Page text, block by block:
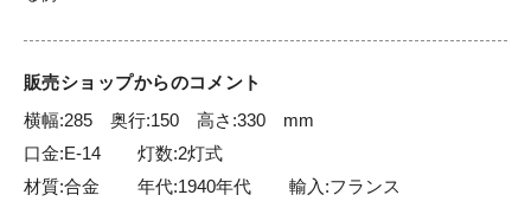
販売ショップからのコメント
横幅:285　奥行:150　高さ:330　mm
口金:E-14	灯数:2灯式
材質:合金	年代:1940年代	輸入:フランス